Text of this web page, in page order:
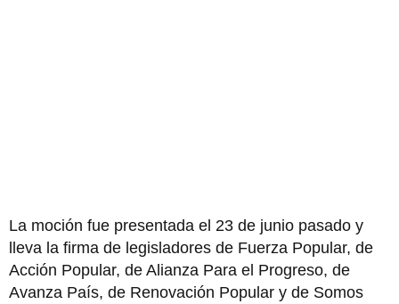
La moción fue presentada el 23 de junio pasado y
lleva la firma de legisladores de Fuerza Popular, de
Acción Popular, de Alianza Para el Progreso, de
Avanza País, de Renovación Popular y de Somos